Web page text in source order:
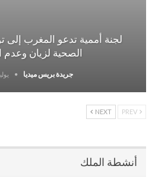
لجنة أممية تدعو المغرب إلى
الصحية لزيان وعدم
جريدة بريس ميديا يوليو
NEXT
أنشطة الملك